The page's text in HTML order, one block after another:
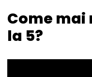
Come mai
la 5?